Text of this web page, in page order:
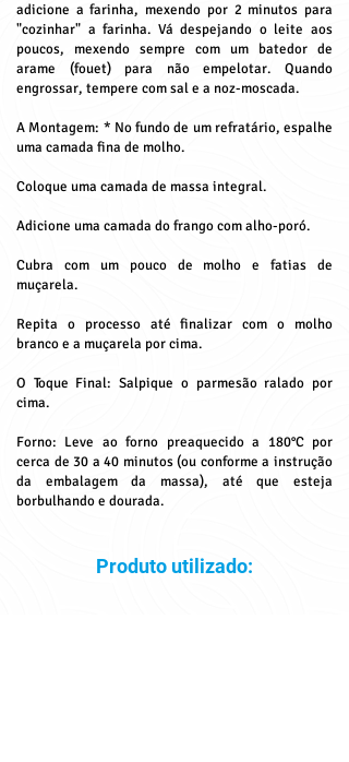
adicione a farinha, mexendo por 2 minutos para
"cozinhar" a farinha. Vá despejando o leite aos
poucos, mexendo sempre com um batedor de
arame (fouet) para não empelotar. Quando
engrossar, tempere com sal e a noz-moscada.
A Montagem: * No fundo de um refratário, espalhe
uma camada fina de molho.
Coloque uma camada de massa integral.
Adicione uma camada do frango com alho-poró.
Cubra com um pouco de molho e fatias de
muçarela.
Repita o processo até finalizar com o molho
branco e a muçarela por cima.
O Toque Final: Salpique o parmesão ralado por
cima.
Forno: Leve ao forno preaquecido a 180°C por
cerca de 30 a 40 minutos (ou conforme a instrução
da embalagem da massa), até que esteja
borbulhando e dourada.
Produto utilizado: